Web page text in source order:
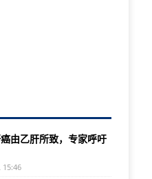
由乙肝所致，专家呼吁
15:46